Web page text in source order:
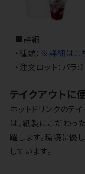
■詳細
・種類： ※詳細はこ
・注文ロット：バ
テイクアウトに
ホットドリンクのテ
は、紙製にこだわっ
躍します。環境に優
しています。